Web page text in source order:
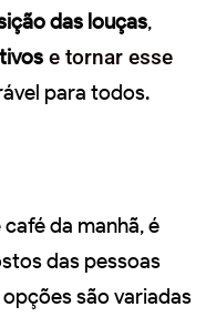
das louças,
e tornar esse
para todos.
da manhã, é
das pessoas
são variadas